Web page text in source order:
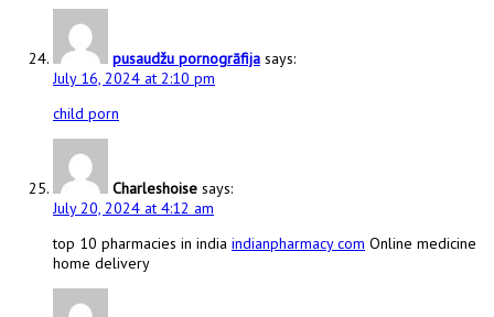
pusaudžu pornogrāfija says:
July 16, 2024 at 2:10 pm
child porn
Charleshoise says:
July 20, 2024 at 4:12 am
top 10 pharmacies in india indianpharmacy com Online medicine
home delivery